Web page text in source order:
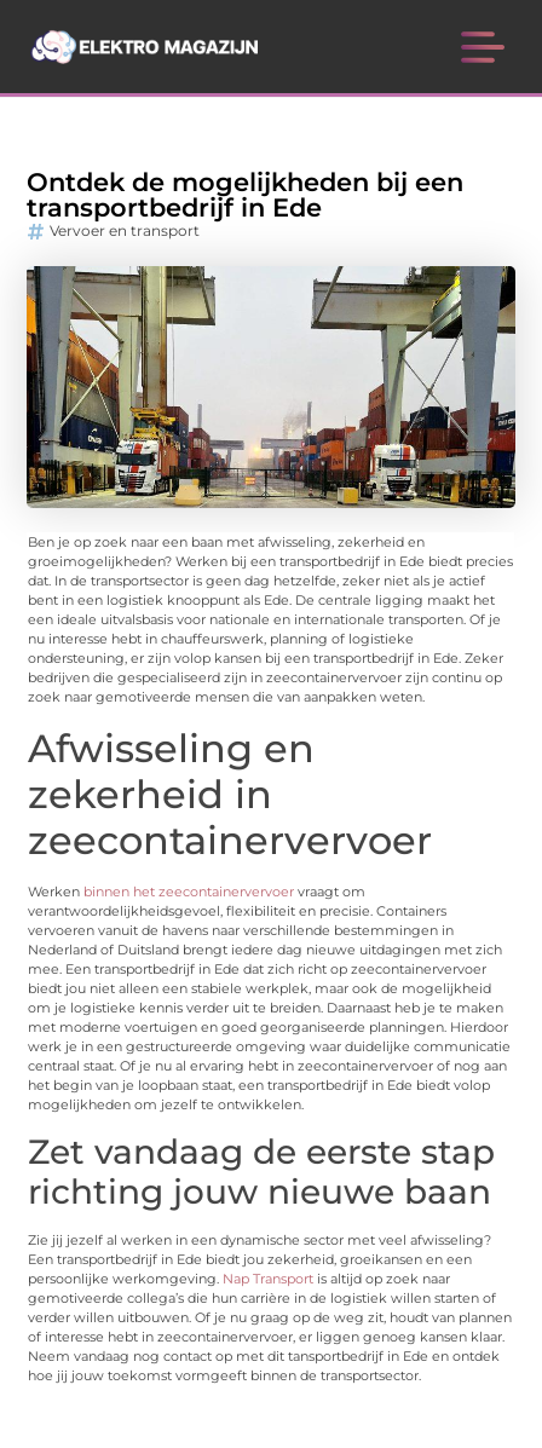
Ontdek de mogelijkheden bij een
transportbedrijf in Ede
Vervoer en transport
Ben je op zoek naar een baan met afwisseling, zekerheid en
groeimogelijkheden? Werken bij een transportbedrijf in Ede biedt precies
dat. In de transportsector is geen dag hetzelfde, zeker niet als je actief
bent in een logistiek knooppunt als Ede. De centrale ligging maakt het
een ideale uitvalsbasis voor nationale en internationale transporten. Of je
nu interesse hebt in chauffeurswerk, planning of logistieke
ondersteuning, er zijn volop kansen bij een transportbedrijf in Ede. Zeker
bedrijven die gespecialiseerd zijn in zeecontainervervoer zijn continu op
zoek naar gemotiveerde mensen die van aanpakken weten.
Afwisseling en
zekerheid in
zeecontainervervoer
Werken binnen het zeecontainervervoer vraagt om
verantwoordelijkheidsgevoel, flexibiliteit en precisie. Containers
vervoeren vanuit de havens naar verschillende bestemmingen in
Nederland of Duitsland brengt iedere dag nieuwe uitdagingen met zich
mee. Een transportbedrijf in Ede dat zich richt op zeecontainervervoer
biedt jou niet alleen een stabiele werkplek, maar ook de mogelijkheid
om je logistieke kennis verder uit te breiden. Daarnaast heb je te maken
met moderne voertuigen en goed georganiseerde planningen. Hierdoor
werk je in een gestructureerde omgeving waar duidelijke communicatie
centraal staat. Of je nu al ervaring hebt in zeecontainervervoer of nog aan
het begin van je loopbaan staat, een transportbedrijf in Ede biedt volop
mogelijkheden om jezelf te ontwikkelen.
Zet vandaag de eerste stap
richting jouw nieuwe baan
Zie jij jezelf al werken in een dynamische sector met veel afwisseling?
Een transportbedrijf in Ede biedt jou zekerheid, groeikansen en een
persoonlijke werkomgeving. Nap Transport is altijd op zoek naar
gemotiveerde collega’s die hun carrière in de logistiek willen starten of
verder willen uitbouwen. Of je nu graag op de weg zit, houdt van plannen
of interesse hebt in zeecontainervervoer, er liggen genoeg kansen klaar.
Neem vandaag nog contact op met dit tansportbedrijf in Ede en ontdek
hoe jij jouw toekomst vormgeeft binnen de transportsector.